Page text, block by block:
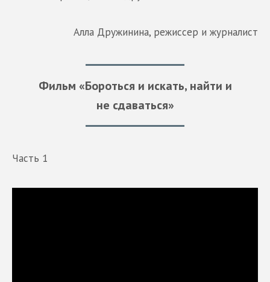
Алла Дружинина, режиссер и журналист
Фильм «Бороться и искать, найти и
не сдаваться»
Часть 1